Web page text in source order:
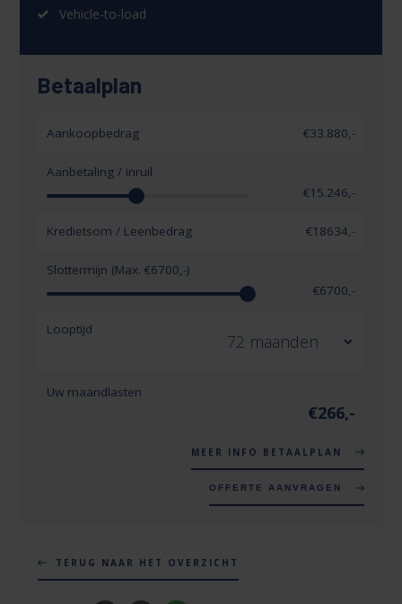
Vehicle-to-load
Betaalplan
Aankoopbedrag €33.880,-
Aanbetaling / inruil
€15.246 ,-
Kredietsom / Leenbedrag €18634 ,-
Slottermijn (Max. €6700 ,-)
€6700 ,-
Looptijd
Uw maandlasten
€266,-
MEER INFO BETAALPLAN
OFFERTE AANVRAGEN
TERUG NAAR HET OVERZICHT